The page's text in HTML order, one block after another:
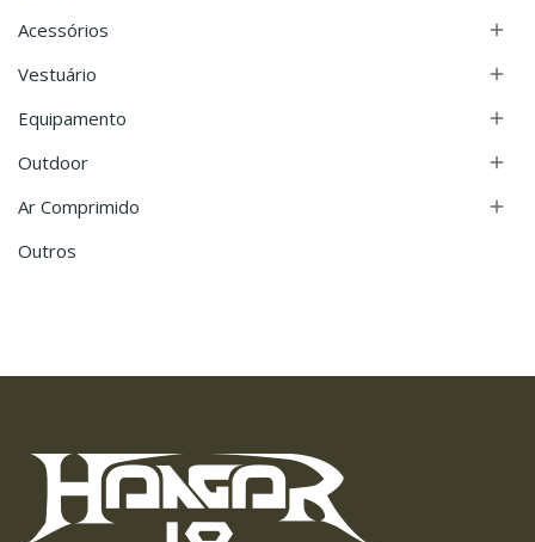
Acessórios 
Vestuário 
Equipamento 
Outdoor 
Ar Comprimido 
Outros